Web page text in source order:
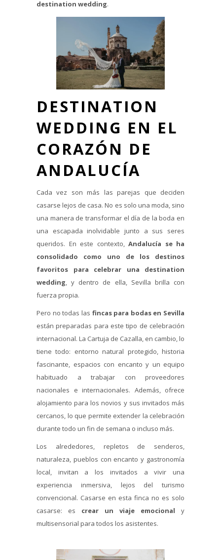
destination wedding.
DESTINATION
WEDDING EN EL
CORAZÓN DE
ANDALUCÍA
Cada vez son más las parejas que deciden
casarse lejos de casa. No es solo una moda, sino
una manera de transformar el día de la boda en
una escapada inolvidable junto a sus seres
queridos. En este contexto, Andalucía se ha
consolidado como uno de los destinos
favoritos para celebrar una destination
wedding, y dentro de ella, Sevilla brilla con
fuerza propia.
Pero no todas las fincas para bodas en Sevilla
están preparadas para este tipo de celebración
internacional. La Cartuja de Cazalla, en cambio, lo
tiene todo: entorno natural protegido, historia
fascinante, espacios con encanto y un equipo
habituado a trabajar con proveedores
nacionales e internacionales. Además, ofrece
alojamiento para los novios y sus invitados más
cercanos, lo que permite extender la celebración
durante todo un fin de semana o incluso más.
Los alrededores, repletos de senderos,
naturaleza, pueblos con encanto y gastronomía
local, invitan a los invitados a vivir una
experiencia inmersiva, lejos del turismo
convencional. Casarse en esta finca no es solo
casarse: es crear un viaje emocional y
multisensorial para todos los asistentes.